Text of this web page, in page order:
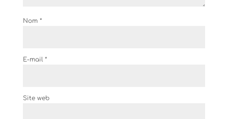
Nom *
E-mail *
Site web